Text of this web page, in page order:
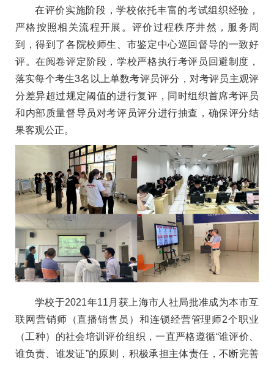
在评价实施阶段，学校依托丰富的考试组织经验，
严格按照相关流程开展。评价过程秩序井然，服务周
到，得到了各院校师生、市鉴定中心巡回督导的一致好
评。在阅卷评定阶段，学校严格执行考评员回避制度，
落实每个考生3名以上单数考评员评分，对考评员主观评
分差异超过规定阈值的进行复评，同时组织首席考评员
和内部质量督导员对考评员评分进行抽查，确保评分结
果客观公正。
学校于2021年11月获上海市人社局批准成为本市互
联网营销师（直播销售员）和连锁经营管理师2个职业
（工种）的社会培训评价组织，一直严格遵循“谁评价、
谁负责、谁发证”的原则，积极承担主体责任，不断完善